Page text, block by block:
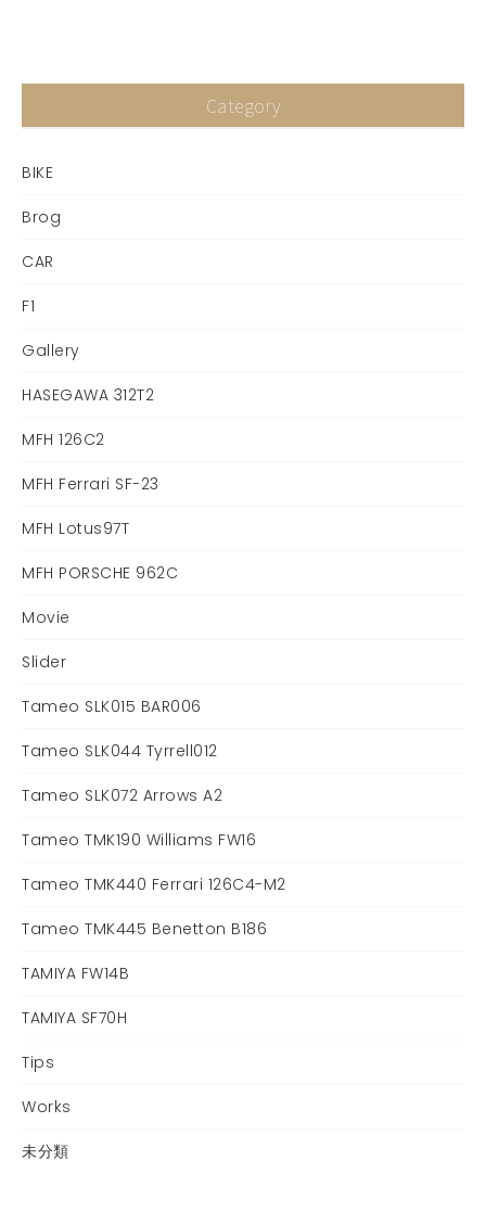
Category
BIKE
Brog
CAR
F1
Gallery
HASEGAWA 312T2
MFH 126C2
MFH Ferrari SF-23
MFH Lotus97T
MFH PORSCHE 962C
Movie
Slider
Tameo SLK015 BAR006
Tameo SLK044 Tyrrell012
Tameo SLK072 Arrows A2
Tameo TMK190 Williams FW16
Tameo TMK440 Ferrari 126C4-M2
Tameo TMK445 Benetton B186
TAMIYA FW14B
TAMIYA SF70H
Tips
Works
未分類